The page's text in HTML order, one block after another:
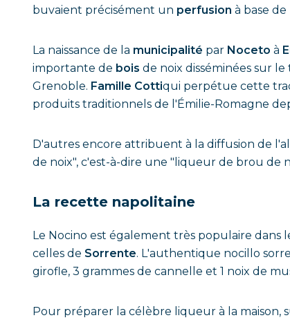
buvaient précisément un perfusion à base de
La naissance de la municipalité par Noceto à
importante de bois de noix disséminées sur
Grenoble. Famille Cottiqui perpétue cette
produits traditionnels de l'Émilie-Romagne
D'autres encore attribuent à la diffusion de
de noix", c'est-à-dire une "liqueur de brou de
La recette napolitaine
Le Nocino est également très populaire dans
celles de Sorrente. L'authentique nocillo
girofle, 3 grammes de cannelle et 1 noix de
Pour préparer la célèbre liqueur à la